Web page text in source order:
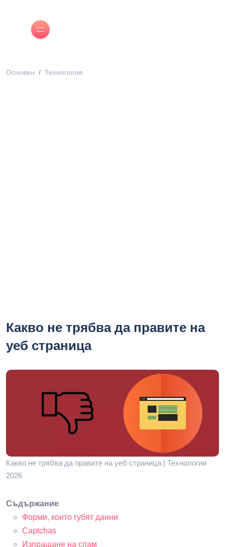
Основен Технология
Какво не трябва да правите на
уеб страница
Какво не трябва да правите на уеб страница | Технология
2026
Съдържание
Форми, които губят данни
Captchas
Изпращане на спам